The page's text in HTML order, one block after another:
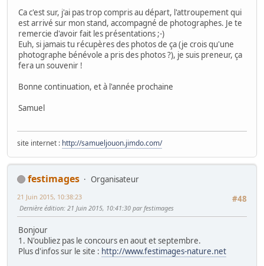
Ca c'est sur, j'ai pas trop compris au départ, l'attroupement qui
est arrivé sur mon stand, accompagné de photographes. Je te
remercie d'avoir fait les présentations ;-)
Euh, si jamais tu récupères des photos de ça (je crois qu'une
photographe bénévole a pris des photos ?), je suis preneur, ça
fera un souvenir !
Bonne continuation, et à l'année prochaine
Samuel
site internet : http://samueljouon.jimdo.com/
festimages
Organisateur
#48
21 Juin 2015, 10:38:23
Dernière édition: 21 Juin 2015, 10:41:30 par festimages
Bonjour
1. N'oubliez pas le concours en aout et septembre.
Plus d'infos sur le site : http://www.festimages-nature.net